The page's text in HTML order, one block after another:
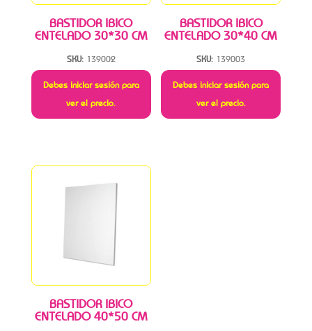
BASTIDOR IBICO
ENTELADO 30*30 CM
SKU: 139002
Debes iniciar sesión para
ver el precio.
BASTIDOR IBICO
ENTELADO 30*40 CM
SKU: 139003
Debes iniciar sesión para
ver el precio.
BASTIDOR IBICO
ENTELADO 40*50 CM